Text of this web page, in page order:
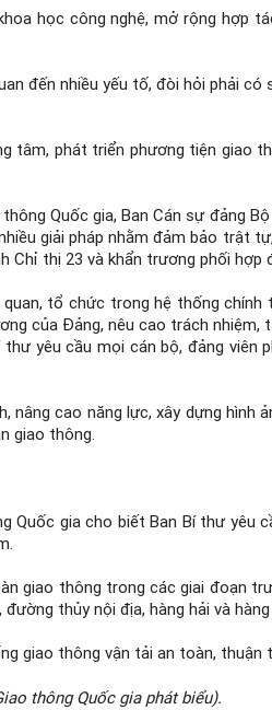
học công nghệ, mở rộng hợp
đến nhiều yếu tố, đòi hỏi phải
tâm, phát triển phương tiện giao
Quốc gia, Ban Cán sự đảng
giải pháp nhằm đảm bảo trật
thị 23 và khẩn trương phối
tổ chức trong hệ thống
của Đảng, nêu cao trách nhiệm,
yêu cầu mọi cán bộ, đảng viên
cao năng lực, xây dựng hình
giao thông.
gia cho biết Ban Bí thư yêu
thông trong các giai đoạn
thủy nội địa, hàng hải và hàng
giao thông vận tải an toàn,
thông Quốc gia phát biểu).